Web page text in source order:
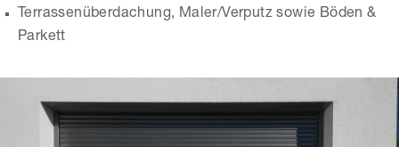
Terrassenüberdachung, Maler/Verputz sowie Böden &
Parkett